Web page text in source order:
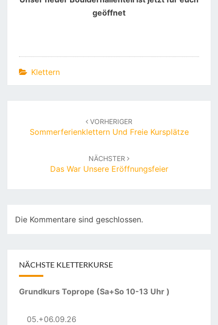
geöffnet
Klettern
VORHERIGER
Sommerferienklettern Und Freie Kursplätze
NÄCHSTER
Das War Unsere Eröffnungsfeier
Die Kommentare sind geschlossen.
NÄCHSTE KLETTERKURSE
Grundkurs Toprope (Sa+So 10-13 Uhr )
05.+06.09.26